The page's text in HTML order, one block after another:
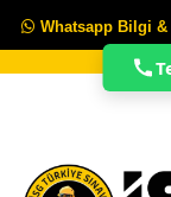
Whatsapp Bilgi &